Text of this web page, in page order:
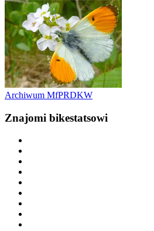
Archiwum MfPRDKW
Znajomi bikestatsowi